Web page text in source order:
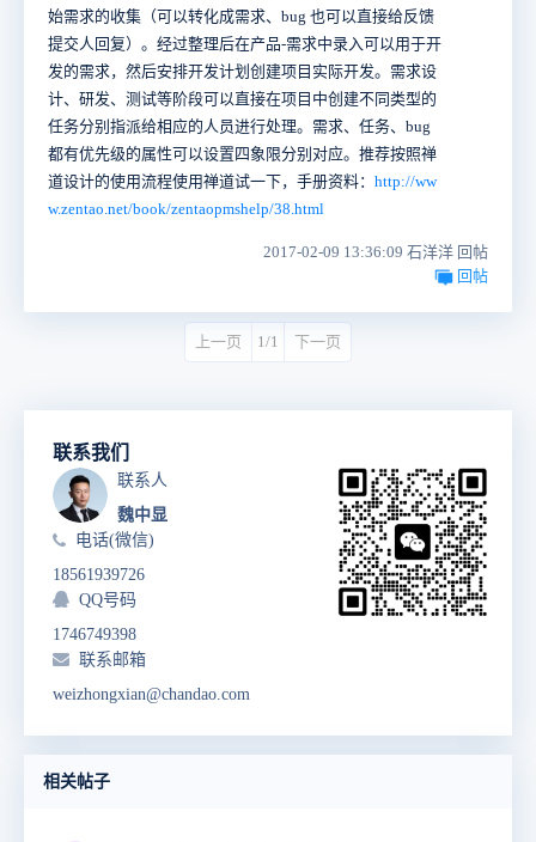
始需求的收集（可以转化成需求、bug 也可以直接给反馈
提交人回复）。经过整理后在产品-需求中录入可以用于开
发的需求，然后安排开发计划创建项目实际开发。需求设
计、研发、测试等阶段可以直接在项目中创建不同类型的
任务分别指派给相应的人员进行处理。需求、任务、bug
都有优先级的属性可以设置四象限分别对应。推荐按照禅
道设计的使用流程使用禅道试一下，手册资料： http://ww
w.zentao.net/book/zentaopmshelp/38.html
2017-02-09 13:36:09 石洋洋 回帖
回帖
上一页 1/1 下一页
联系我们
联系人
魏中显
电话(微信)
18561939726
QQ号码
1746749398
联系邮箱
weizhongxian@chandao.com
相关帖子